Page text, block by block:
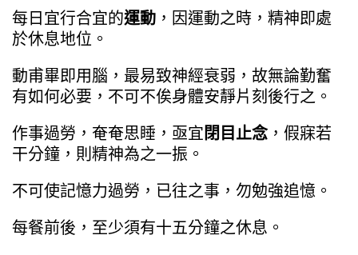
每日宜行合宜的運動 ，因運動之時，精神即處
於休息地位。
動甫畢即用腦，最易致神經衰弱，故無論勤奮
有如何必要，不可不俟身體安靜片刻後行之。
作事過勞，奄奄思睡，亟宜 閉目止念，假寐若
干分鐘，則精神為之一振。
不可使記憶力過勞，已往之事，勿勉強追憶。
每餐前後，至少須有十五分鐘之休息。